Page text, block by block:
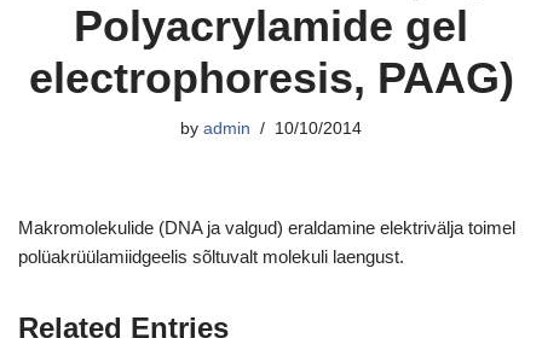
Polyacrylamide gel
electrophoresis, PAAG)
by admin 10/10/2014
Makromolekulide (DNA ja valgud) eraldamine elektrivälja toimel
polüakrüülamiidgeelis sõltuvalt molekuli laengust.
Related Entries